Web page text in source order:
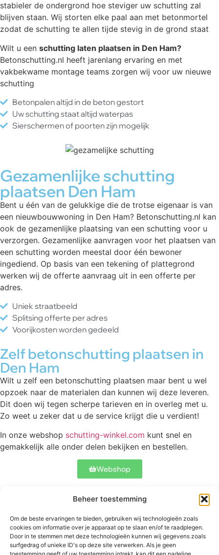
Beheer toestemming
Om de beste ervaringen te bieden, gebruiken wij technologieën zoals
cookies om informatie over je apparaat op te slaan en/of te raadplegen.
Door in te stemmen met deze technologieën kunnen wij gegevens zoals
surfgedrag of unieke ID's op deze site verwerken. Als je geen
stabieler de ondergrond hoe steviger uw schutting zal
blijven staan. Wij storten elke paal aan met betonmortel
zodat de schutting te allen tijde stevig in de grond staat
Wilt u een schutting laten plaatsen in Den Ham?
Betonschutting.nl heeft jarenlang ervaring en met
vakbekwame montage teams zorgen wij voor uw nieuwe
schutting
Betonpalen altijd in de beton gestort
Uw schutting staat altijd waterpas
Sierschermen of poorten zijn mogelijk
Gezamenlijke schutting
plaatsen Den Ham
Bent u één van de gelukkige die de trotse eigenaar is van
een nieuwbouwwoning in Den Ham? Betonschutting.nl kan
ook de gezamenlijke plaatsing van een schutting voor u
verzorgen. Gezamenlijke aanvragen voor het plaatsen van
een schutting worden meestal door één bewoner
ingediend. Op basis van een tekening of plattegrond
werken wij de offerte aanvraag uit in een offerte per
adres.
Uniek straatbeeld
Splitsing offerte per adres
Voorijkosten worden gedeeld
Zelf betonschutting plaatsen in
Den Ham
Wilt u zelf een betonschutting plaatsen maar bent u wel
opzoek naar de materialen dan kunnen wij deze leveren.
Dit doen wij tegen scherpe tarieven en in overleg met u.
Zo weet u zeker dat u de service krijgt die u verdient!
In onze webshop schutting-winkel.com kunt snel en
gemakkelijk alle onder delen bekijken en bestellen.
Webshop
Abtstraat 17
5504 CH
Veldhoven
Betonschutting
Standaard
schutting
Veelgestelde
vragen
Bekijk ons werk